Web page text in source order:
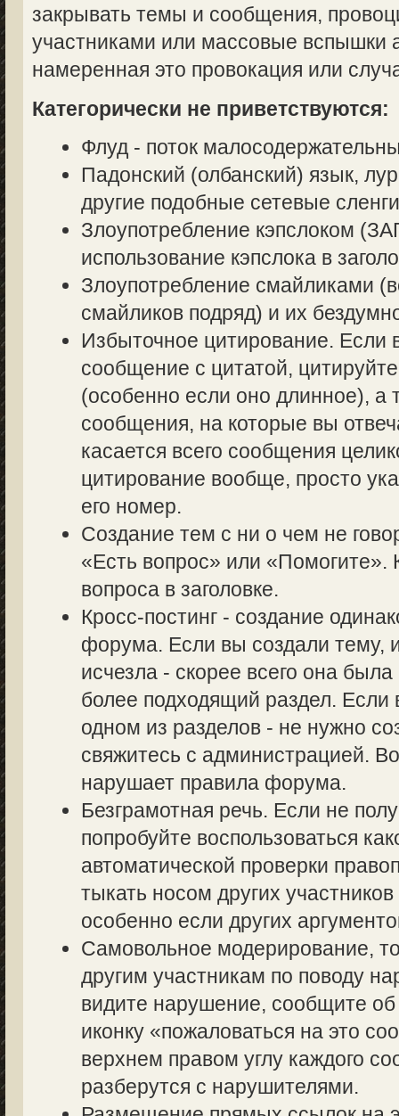
закрывать темы и сообщения,
участниками или массовые вспышки
намеренная это провокация или
Категорически не приветствуются:
Флуд - поток
Падонский (олбанский) язык,
другие подобные сетевые
Злоупотребление кэпслоком
использование кэпслока в
Злоупотребление смайликами
смайликов подряд) и их
Избыточное цитирование. Если
сообщение с цитатой,
(особенно если оно длинное), а
сообщения, на которые вы
касается всего сообщения
цитирование вообще, просто
его номер.
Создание тем с ни о чем не
«Есть вопрос» или «Помогите».
вопроса в заголовке.
Кросс-постинг - создание
форума. Если вы создали тему,
исчезла - скорее всего она
более подходящий раздел.
одном из разделов - не нужно
свяжитесь с администрацией.
нарушает правила форума.
Безграмотная речь. Если не
попробуйте воспользоваться
автоматической проверки
тыкать носом других
особенно если других
Самовольное модерирование,
другим участникам по поводу
видите нарушение, сообщите
иконку «пожаловаться на это
верхнем правом углу каждого
разберутся с нарушителями.